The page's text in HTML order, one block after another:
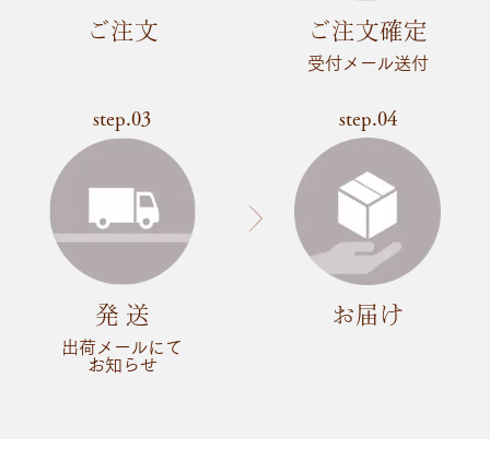
ご注文 ご注文確定
受付メール送付
step.03
発 送
出荷メールにて
お知らせ
step.04
お届け